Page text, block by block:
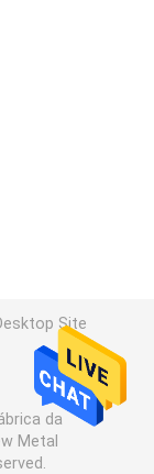
Site
da
Metal